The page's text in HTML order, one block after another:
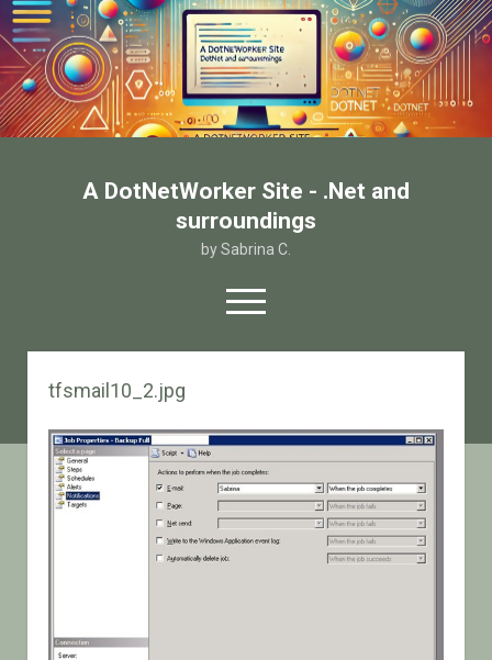
A DotNetWorker Site - .Net and
surroundings
by Sabrina C.
open
menu
twitterfacebook
email-form
Chi sono
Contatto
tfsmail10_2.jpg